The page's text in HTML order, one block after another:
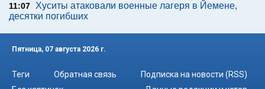
11:07
Хуситы атаковали военные лагеря в Йемене,
десятки погибших
Пятница, 07 августа 2026 г.
Теги Обратная связь
Подписка на новости (RSS)